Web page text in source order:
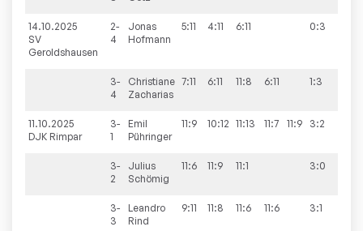
14.10.2025
SV
Geroldshausen
2-
4
Jonas
Hofmann
5:11 4:11 6:11 0:3
3-
4
Christiane
Zacharias
7:11 6:11 11:8 6:11 1:3
11.10.2025
DJK Rimpar
3-
1
Emil
Pühringer
11:9 10:12 11:13 11:7 11:9 3:2
3-
2
Julius
Schömig
11:6 11:9 11:1 3:0
3-
3
Leandro
Rind
9:11 11:8 11:6 11:6 3:1